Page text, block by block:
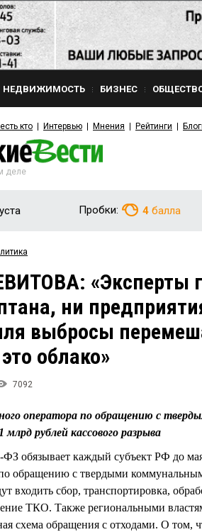
НЕДВИЖИМОСТЬ БИЗНЕС
кто Интервью Мнения Рейтинги
деле
Пробки: 4 балла
«Эксперты
ни
выбросы
облако»
7092
оператора по обращению с
рублей кассового разрыва
обязывает каждый субъект РФ до
по обращению с твердыми
входить сбор, транспортировка,
ТКО. Также региональными
схема обращения с отходами. О том,